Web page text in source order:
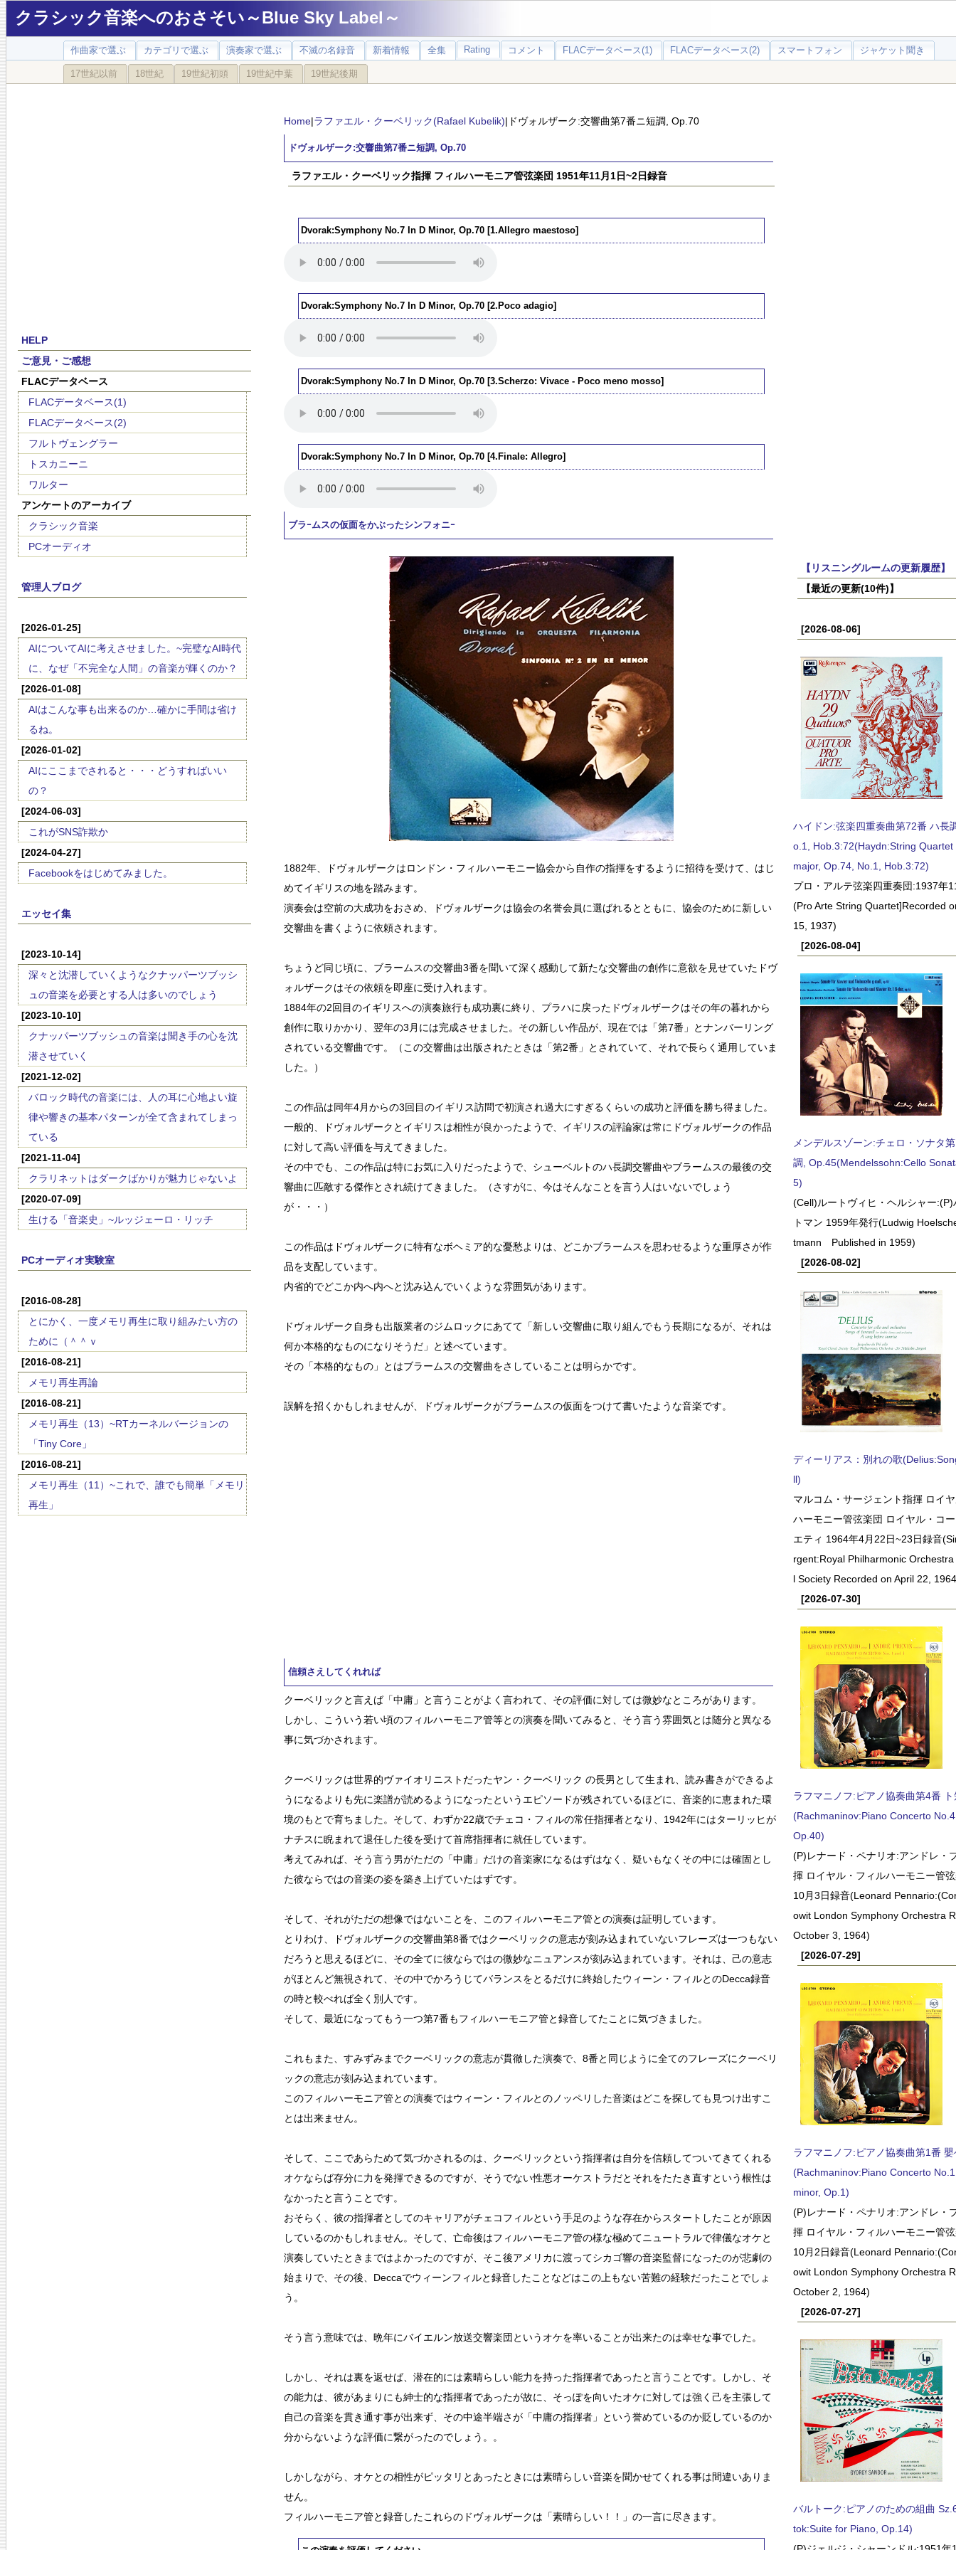
クラシック音楽へのおさそい～Blue Sky Label～
作曲家で選ぶ カテゴリで選ぶ 演奏家で選ぶ 不滅の名録音 新着情報 全集 Rating コメント FLACデータベース(1) FLACデータベース(2) スマートフォン ジャケット聞き
17世紀以前 18世紀 19世紀初頭 19世紀中葉 19世紀後期
HELP
ご意見・ご感想
FLACデータベース
FLACデータベース(1)
FLACデータベース(2)
フルトヴェングラー
トスカニーニ
ワルター
アンケートのアーカイブ
クラシック音楽
PCオーディオ
管理人ブログ
[2026-01-25]
AIについてAIに考えさせました。~完璧なAI時代
に、なぜ「不完全な人間」の音楽が輝くのか？
[2026-01-08]
AIはこんな事も出来るのか…確かに手間は省け
るね。
[2026-01-02]
AIにここまでされると・・・どうすればいい
の？
[2024-06-03]
これがSNS詐欺か
[2024-04-27]
Facebookをはじめてみました。
エッセイ集
[2023-10-14]
深々と沈潜していくようなクナッパーツブッシ
ュの音楽を必要とする人は多いのでしょう
[2023-10-10]
クナッパーツブッシュの音楽は聞き手の心を沈
潜させていく
[2021-12-02]
バロック時代の音楽には、人の耳に心地よい旋
律や響きの基本パターンが全て含まれてしまっ
ている
[2021-11-04]
クラリネットはダークばかりが魅力じゃないよ
[2020-07-09]
生ける「音楽史」~ルッジェーロ・リッチ
PCオーディオ実験室
[2016-08-28]
とにかく、一度メモリ再生に取り組みたい方の
ために（＾＾ｖ
[2016-08-21]
メモリ再生再論
[2016-08-21]
メモリ再生（13）~RTカーネルバージョンの
「Tiny Core」
[2016-08-21]
メモリ再生（11）~これで、誰でも簡単「メモリ
再生」
Home|ラファエル・クーベリック(Rafael Kubelik)|ドヴォルザーク:交響曲第7番ニ短調, Op.70
ドヴォルザーク:交響曲第7番ニ短調, Op.70
ラファエル・クーベリック指揮 フィルハーモニア管弦楽団 1951年11月1日~2日録音
Dvorak:Symphony No.7 In D Minor, Op.70 [1.Allegro maestoso]
Dvorak:Symphony No.7 In D Minor, Op.70 [2.Poco adagio]
Dvorak:Symphony No.7 In D Minor, Op.70 [3.Scherzo: Vivace - Poco meno mosso]
Dvorak:Symphony No.7 In D Minor, Op.70 [4.Finale: Allegro]
ブラｰムスの仮面をかぶったシンフォニｰ
1882年、ドヴォルザークはロンドン・フィルハーモニー協会から自作の指揮をするように招待を受けて、はじ
めてイギリスの地を踏みます。
演奏会は空前の大成功をおさめ、ドヴォルザークは協会の名誉会員に選ばれるとともに、協会のために新しい
交響曲を書くように依頼されます。
ちょうど同じ頃に、ブラームスの交響曲3番を聞いて深く感動して新たな交響曲の創作に意欲を見せていたドヴ
ォルザークはその依頼を即座に受け入れます。
1884年の2回目のイギリスへの演奏旅行も成功裏に終り、プラハに戻ったドヴォルザークはその年の暮れから
創作に取りかかり、翌年の3月には完成させました。その新しい作品が、現在では「第7番」とナンバーリング
されている交響曲です。（この交響曲は出版されたときは「第2番」とされていて、それで長らく通用していま
した。）
この作品は同年4月からの3回目のイギリス訪問で初演され過大にすぎるくらいの成功と評価を勝ち得ました。
一般的、ドヴォルザークとイギリスは相性が良かったようで、イギリスの評論家は常にドヴォルザークの作品
に対して高い評価を与えてきました。
その中でも、この作品は特にお気に入りだったようで、シューベルトのハ長調交響曲やブラームスの最後の交
響曲に匹敵する傑作とされ続けてきました。（さすがに、今はそんなことを言う人はいないでしょう
が・・・）
この作品はドヴォルザークに特有なボヘミア的な憂愁よりは、どこかブラームスを思わせるような重厚さが作
品を支配しています。
内省的でどこか内へ内へと沈み込んでいくような雰囲気があります。
ドヴォルザーク自身も出版業者のジムロックにあてて「新しい交響曲に取り組んでもう長期になるが、それは
何か本格的なものになりそうだ」と述べています。
その「本格的なもの」とはブラームスの交響曲をさしていることは明らかです。
誤解を招くかもしれませんが、ドヴォルザークがブラームスの仮面をつけて書いたような音楽です。
信頼さえしてくれれば
クーベリックと言えば「中庸」と言うことがよく言われて、その評価に対しては微妙なところがあります。
しかし、こういう若い頃のフィルハーモニア管等との演奏を聞いてみると、そう言う雰囲気とは随分と異なる
事に気づかされます。
クーベリックは世界的ヴァイオリニストだったヤン・クーベリック の長男として生まれ、読み書きができるよ
うになるよりも先に楽譜が読めるようになったというエピソードが残されているほどに、音楽的に恵まれた環
境のもとで育ちました。そして、わずか22歳でチェコ・フィルの常任指揮者となり、1942年にはターリッヒが
ナチスに睨まれて退任した後を受けて首席指揮者に就任しています。
考えてみれば、そう言う男がただの「中庸」だけの音楽家になるはずはなく、疑いもなくその中には確固とし
た彼ならではの音楽の姿を築き上げていたはずです。
そして、それがただの想像ではないことを、このフィルハーモニア管との演奏は証明しています。
とりわけ、ドヴォルザークの交響曲第8番ではクーベリックの意志が刻み込まれていないフレーズは一つもない
だろうと思えるほどに、その全てに彼ならではの微妙なニュアンスが刻み込まれています。それは、己の意志
がほとんど無視されて、その中でかろうじてバランスをとるだけに終始したウィーン・フィルとのDecca録音
の時と較べれば全く別人です。
そして、最近になってもう一つ第7番もフィルハーモニア管と録音してたことに気づきました。
これもまた、すみずみまでクーベリックの意志が貫徹した演奏で、8番と同じように全てのフレーズにクーベリ
ックの意志が刻み込まれています。
このフィルハーモニア管との演奏ではウィーン・フィルとのノッペリした音楽はどこを探しても見つけ出すこ
とは出来ません。
そして、ここであらためて気づかされるのは、クーベリックという指揮者は自分を信頼してついてきてくれる
オケならば存分に力を発揮できるのですが、そうでない性悪オーケストラだとそれをたたき直すという根性は
なかったと言うことです。
おそらく、彼の指揮者としてのキャリアがチェコフィルという手足のような存在からスタートしたことが原因
しているのかもしれません。そして、亡命後はフィルハーモニア管の様な極めてニュートラルで律儀なオケと
演奏していたときまではよかったのですが、そこ後アメリカに渡ってシカゴ響の音楽監督になったのが悲劇の
始まりで、その後、Deccaでウィーンフィルと録音したことなどはこの上もない苦難の経験だったことでしょ
う。
そう言う意味では、晩年にバイエルン放送交響楽団というオケを率いることが出来たのは幸せな事でした。
しかし、それは裏を返せば、潜在的には素晴らしい能力を持った指揮者であったと言うことです。しかし、そ
の能力は、彼があまりにも紳士的な指揮者であったが故に、そっぽを向いたオケに対しては強く己を主張して
自己の音楽を貫き通す事が出来ず、その中途半端さが「中庸の指揮者」という誉めているのか貶しているのか
分からないような評価に繋がったのでしょう。。
しかしながら、オケとの相性がピッタリとあったときには素晴らしい音楽を聞かせてくれる事は間違いありま
せん。
フィルハーモニア管と録音したこれらのドヴォルザークは「素晴らしい！！」の一言に尽きます。
【リスニングルームの更新履歴】
【最近の更新(10件)】
[2026-08-06]
ハイドン:弦楽四重奏曲第72番 ハ長
o.1, Hob.3:72(Haydn:String Quartet
major, Op.74, No.1, Hob.3:72)
プロ・アルテ弦楽四重奏団:1937年
(Pro Arte String Quartet]Recorded
15, 1937)
[2026-08-04]
メンデルスゾーン:チェロ・ソナタ
調, Op.45(Mendelssohn:Cello
5)
(Cell)ルートヴィヒ・ヘルシャー
トマン 1959年発行(Ludwig
tmann Published in 1959)
[2026-08-02]
ディーリアス：別れの歌
ll)
マルコム・サージェント指揮 ロイ
ハーモニー管弦楽団 ロイヤル・コ
エティ 1964年4月22日~23日録音
rgent:Royal Philharmonic
l Society Recorded on April 22,
[2026-07-30]
ラフマニノフ:ピアノ協奏曲第4番
(Rachmaninov:Piano Concerto
Op.40)
(P)レナード・ペナリオ:アンドレ・
揮 ロイヤル・フィルハーモニー管
10月3日録音(Leonard
owit London Symphony Orchestra
October 3, 1964)
[2026-07-29]
ラフマニノフ:ピアノ協奏曲第1番
(Rachmaninov:Piano Concerto
minor, Op.1)
(P)レナード・ペナリオ:アンドレ・
揮 ロイヤル・フィルハーモニー管
10月2日録音(Leonard
owit London Symphony Orchestra
October 2, 1964)
[2026-07-27]
バルトーク:ピアノのための組曲
tok:Suite for Piano, Op.14)